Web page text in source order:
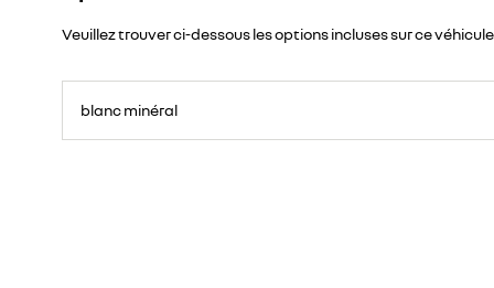
Veuillez trouver ci-dessous les options incluses sur ce véhicule
blanc minéral